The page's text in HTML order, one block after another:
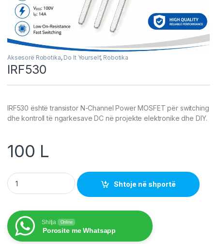
Aksesorë Robotika, Do It Yourself, Robotika
IRF530
IRF530 është transistor N-Channel Power MOSFET për switching
dhe kontroll të ngarkesave DC në projekte elektronike dhe DIY.
100 L
IRF530 quantity
Shtoje në shportë
Shitja Online
Porosite me Whatsapp